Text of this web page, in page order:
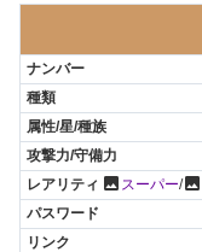
photo スーパー/photo